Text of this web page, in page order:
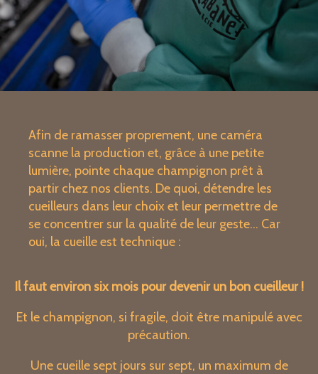
Afin de ramasser proprement, une caméra
scanne la production et, grâce à une petite
lumière, pointe chaque champignon prêt à
partir chez nos clients. De quoi, détendre les
cueilleurs dans leur choix et leur permettre de
se concentrer sur la qualité de leur geste… Car
oui, la cueille est technique :
Il faut environ six mois pour devenir un bon cueilleur !
Et le champignon, si fragile, doit être manipulé avec
précaution.
Une cueille sept jours sur sept, un maximum de